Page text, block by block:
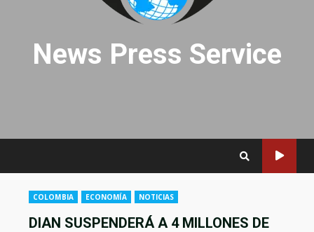
News Press Service
COLOMBIA ECONOMÍA NOTICIAS
DIAN SUSPENDERÁ A 4 MILLONES DE